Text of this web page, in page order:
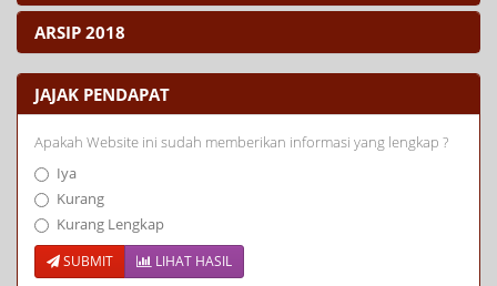
ARSIP 2018
JAJAK PENDAPAT
Apakah Website ini sudah memberikan informasi yang lengkap ?
Iya
Kurang
Kurang Lengkap
SUBMIT LIHAT HASIL